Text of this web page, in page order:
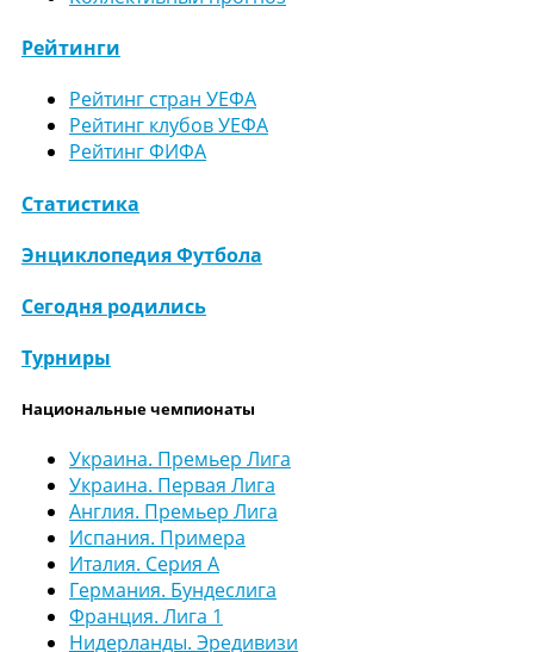
Рейтинги
Рейтинг стран УЕФА
Рейтинг клубов УЕФА
Рейтинг ФИФА
Статистика
Энциклопедия Футбола
Сегодня родились
Турниры
Национальные чемпионаты
Украина. Премьер Лига
Украина. Первая Лига
Англия. Премьер Лига
Испания. Примера
Италия. Серия А
Германия. Бундеслига
Франция. Лига 1
Нидерланды. Эредивизи